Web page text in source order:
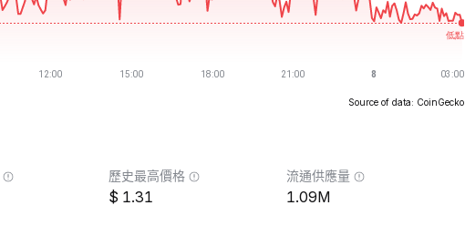
Source of data: CoinGecko
歷史最高價格
1.31
流通供應量
1.09M